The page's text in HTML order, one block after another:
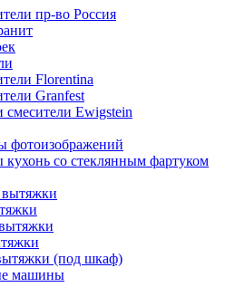
пр-во Россия
Florentina
Granfest
Ewigstein
фотоизображений
со стеклянным фартуком
(под шкаф)
машины